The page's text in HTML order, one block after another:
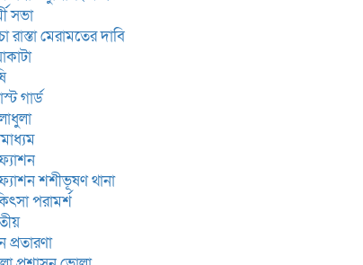
সভা
রাস্তা মেরামতের দাবি
গার্ড
শশীভূষণ থানা
পরামর্শ
প্রতারণা